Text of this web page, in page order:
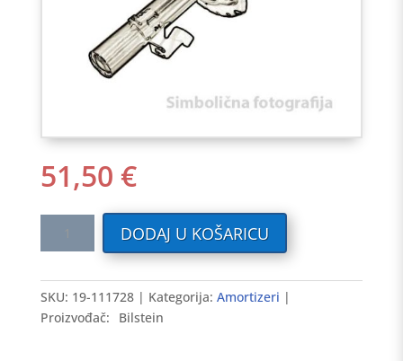
51,50 €
97-
>
zadnji
DODAJ U KOŠARICU
SKU: 19-111728 Kategorija: Amortizeri
Proizvođač:
Bilstein